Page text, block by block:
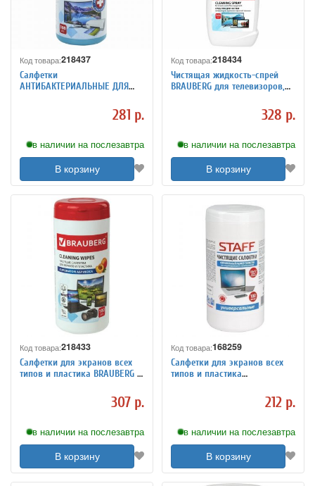
Код товара:218437
Салфетки
АНТИБАКТЕРИАЛЬНЫЕ ДЛЯ
ПЛОТНЫЕ, BRAUBERG, 13x17 см,
281 р.
в наличии на послезавтра
В корзину
Код товара:218434
Чистящая жидкость-спрей
BRAUBERG для телевизоров,
стекол, универсальная, 500
328 р.
в наличии на послезавтра
В корзину
Код товара:218433
Салфетки для экранов всех
типов и пластика BRAUBERG с
307 р.
в наличии на послезавтра
В корзину
Код товара:168259
Салфетки для экранов всех
типов и пластика
см, туба 100 шт, влажные,212 р.
в наличии на послезавтра
В корзину